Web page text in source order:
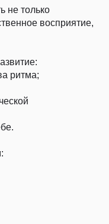
не только
восприятие,
ритма;